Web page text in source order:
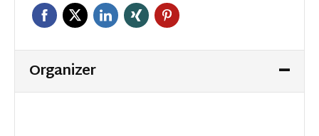
Organizer